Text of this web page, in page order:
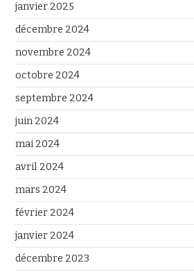
janvier 2025
décembre 2024
novembre 2024
octobre 2024
septembre 2024
juin 2024
mai 2024
avril 2024
mars 2024
février 2024
janvier 2024
décembre 2023